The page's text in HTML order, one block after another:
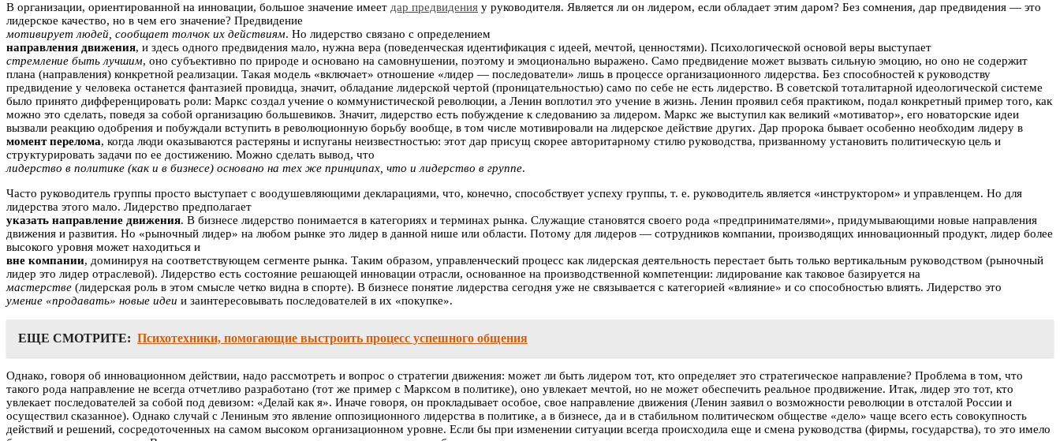
В организации, ориентированной на инновации, большое значение имеет дар предвидения у руководителя. Является ли он лидером, если обладает этим даром? Без сомнения, дар предвидения — это
лидерское качество, но в чем его значение? Предвидение
мотивирует людей, сообщает толчок их действиям. Но лидерство связано с определением
направления движения, и здесь одного предвидения мало, нужна вера (поведенческая идентификация с идеей, мечтой, ценностями). Психологической основой веры выступает
стремление быть лучшим, оно субъективно по природе и основано на самовнушении, поэтому и эмоционально выражено. Само предвидение может вызвать сильную эмоцию, но оно не содержит
плана (направления) конкретной реализации. Такая модель «включает» отношение «лидер — последователи» лишь в процессе организационного лидерства. Без способностей к руководству
предвидение у человека останется фантазией провидца, значит, обладание лидерской чертой (проницательностью) само по себе не есть лидерство. В советской тоталитарной идеологической системе
было принято дифференцировать роли: Маркс создал учение о коммунистической революции, а Ленин воплотил это учение в жизнь. Ленин проявил себя практиком, подал конкретный пример того, как
можно это сделать, поведя за собой организацию большевиков. Значит, лидерство есть побуждение к следованию за лидером. Маркс же выступил как великий «мотиватор», его новаторские идеи
вызвали реакцию одобрения и побуждали вступить в революционную борьбу вообще, в том числе мотивировали на лидерское действие других. Дар пророка бывает особенно необходим лидеру в
момент перелома, когда люди оказываются растеряны и испуганы неизвестностью: этот дар присущ скорее авторитарному стилю руководства, призванному установить политическую цель и
структурировать задачи по ее достижению. Можно сделать вывод, что
лидерство в политике (как и в бизнесе) основано на тех же принципах, что и лидерство в группе.
Часто руководитель группы просто выступает с воодушевляющими декларациями, что, конечно, способствует успеху группы, т. е. руководитель является «инструктором» и управленцем. Но для
лидерства этого мало. Лидерство предполагает
указать направление движения. В бизнесе лидерство понимается в категориях и терминах рынка. Служащие становятся своего рода «предпринимателями», придумывающими новые направления
движения и развития. Но «рыночный лидер» на любом рынке это лидер в данной нише или области. Потому для лидеров — сотрудников компании, производящих инновационный продукт, лидер более
высокого уровня может находиться и
вне компании, доминируя на соответствующем сегменте рынка. Таким образом, управленческий процесс как лидерская деятельность перестает быть только вертикальным руководством (рыночный
лидер это лидер отраслевой). Лидерство есть состояние решающей инновации отрасли, основанное на производственной компетенции: лидирование как таковое базируется на
мастерстве (лидерская роль в этом смысле четко видна в спорте). В бизнесе понятие лидерства сегодня уже не связывается с категорией «влияние» и со способностью влиять. Лидерство это
умение «продавать» новые идеи и заинтересовывать последователей в их «покупке».
ЕЩЕ СМОТРИТЕ: Психотехники, помогающие выстроить процесс успешного общения
Однако, говоря об инновационном действии, надо рассмотреть и вопрос о стратегии движения: может ли быть лидером тот, кто определяет это стратегическое направление? Проблема в том, что
такого рода направление не всегда отчетливо разработано (тот же пример с Марксом в политике), оно увлекает мечтой, но не может обеспечить реальное продвижение. Итак, лидер это тот, кто
увлекает последователей за собой под девизом: «Делай как я». Иначе говоря, он прокладывает особое, свое направление движения (Ленин заявил о возможности революции в отсталой России и
осуществил сказанное). Однако случай с Лениным это явление оппозиционного лидерства в политике, а в бизнесе, да и в стабильном политическом обществе «дело» чаще всего есть совокупность
действий и решений, сосредоточенных на самом высоком организационном уровне. Если бы при изменении ситуации всегда происходила еще и смена руководства (фирмы, государства), то это имело